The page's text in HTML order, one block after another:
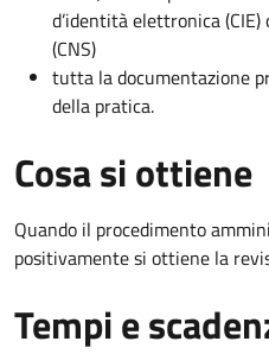
d’identità elettronica
(CNS)
tutta la documentazione
della pratica.
Cosa si ottiene
Quando il procedimento
positivamente si ottiene la
Tempi e